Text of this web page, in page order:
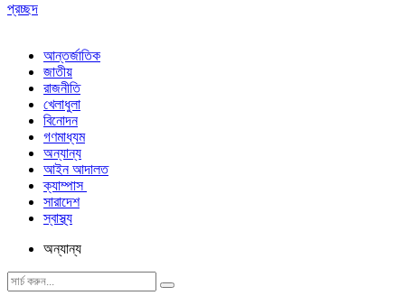
প্রচ্ছদ
আন্তর্জাতিক
জাতীয়
রাজনীতি
খেলাধুলা
বিনোদন
গণমাধ্যম
অন্যান্য
আইন আদালত
ক্যাম্পাস
সারাদেশ
স্বাস্থ্য
অন্যান্য